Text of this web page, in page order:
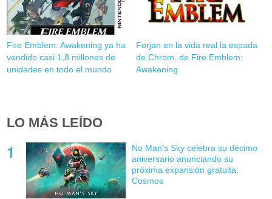
Fire Emblem: Awakening ya ha
vendido casi 1,8 millones de
unidades en todo el mundo
Forjan en la vida real la espada
de Chrom, de Fire Emblem:
Awakening
LO MÁS LEÍDO
No Man's Sky celebra su décimo
aniversario anunciando su
próxima expansión gratuita:
Cosmos